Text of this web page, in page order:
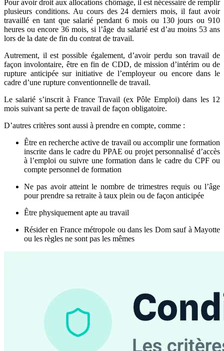
Pour avoir droit aux allocations chômage, il est nécessaire de remplir
plusieurs conditions. Au cours des 24 derniers mois, il faut avoir
travaillé en tant que salarié pendant 6 mois ou 130 jours ou 910
heures ou encore 36 mois, si l’âge du salarié est d’au moins 53 ans
lors de la date de fin du contrat de travail.
Autrement, il est possible également, d’avoir perdu son travail de
façon involontaire, être en fin de CDD, de mission d’intérim ou de
rupture anticipée sur initiative de l’employeur ou encore dans le
cadre d’une rupture conventionnelle de travail.
Le salarié s’inscrit à France Travail (ex Pôle Emploi) dans les 12
mois suivant sa perte de travail de façon obligatoire.
D’autres critères sont aussi à prendre en compte, comme :
Être en recherche active de travail ou accomplir une formation
inscrite dans le cadre du PPAE ou projet personnalisé d’accès
à l’emploi ou suivre une formation dans le cadre du CPF ou
compte personnel de formation
Ne pas avoir atteint le nombre de trimestres requis ou l’âge
pour prendre sa retraite à taux plein ou de façon anticipée
Être physiquement apte au travail
Résider en France métropole ou dans les Dom sauf à Mayotte
ou les règles ne sont pas les mêmes